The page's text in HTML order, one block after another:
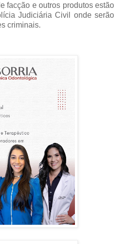
facção e outros produtos estão
Judiciária Civil onde serão
criminais.